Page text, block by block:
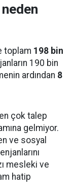
toplam 198 bin
190 bin
ardından 8
çok talep
gelmiyor.
ve sosyal
mesleki ve
hatip